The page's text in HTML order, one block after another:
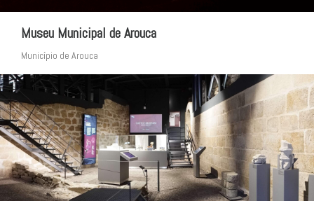
Museu Municipal de Arouca
Município de Arouca